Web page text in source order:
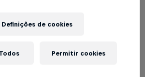
on
Definições de cookies
Permitir cookies